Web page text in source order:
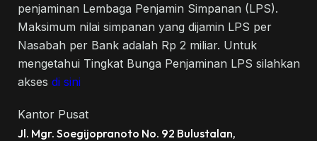
penjaminan Lembaga Penjamin Simpanan (LPS).
Maksimum nilai simpanan yang dijamin LPS per
Nasabah per Bank adalah Rp 2 miliar. Untuk
mengetahui Tingkat Bunga Penjaminan LPS silahkan
akses di sini
Jl. Mgr. Soegijopranoto No. 92 Bulustalan,
Kantor Pusat